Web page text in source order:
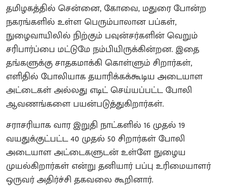
தமிழகத்தில் சென்னை, கோவை, மதுரை போன்ற
நகரங்களில் உள்ள பெரும்பாலான பப்கள்,
நுழைவாயிலில் நிற்கும் பவுன்சர்களின் வெறும்
சரிபார்ப்பை மட்டுமே நம்பியிருக்கின்றன. இதை
தங்களுக்கு சாதகமாக்கி கொள்ளும் சிறார்கள்,
எளிதில் போலியாக தயாரிக்கக்கூடிய அடையாள
அட்டைகள் அல்லது எடிட் செய்யப்பட்ட போலி
ஆவணங்களை பயன்படுத்துகிறார்கள்.
சராசரியாக வார இறுதி நாட்களில் 16 முதல் 19
வயதுக்குட்பட்ட 40 முதல் 50 சிறார்கள் போலி
அடையாள அட்டைகளுடன் உள்ளே நுழைய
முயல்கிறார்கள் என்று தனியார் பப்பு உரிமையாளர்
ஒருவர் அதிர்ச்சி தகவலை கூறினார்.